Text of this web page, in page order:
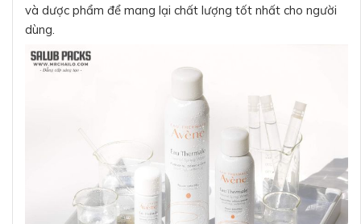
và dược phẩm để mang lại chất lượng tốt nhất cho người
dùng.